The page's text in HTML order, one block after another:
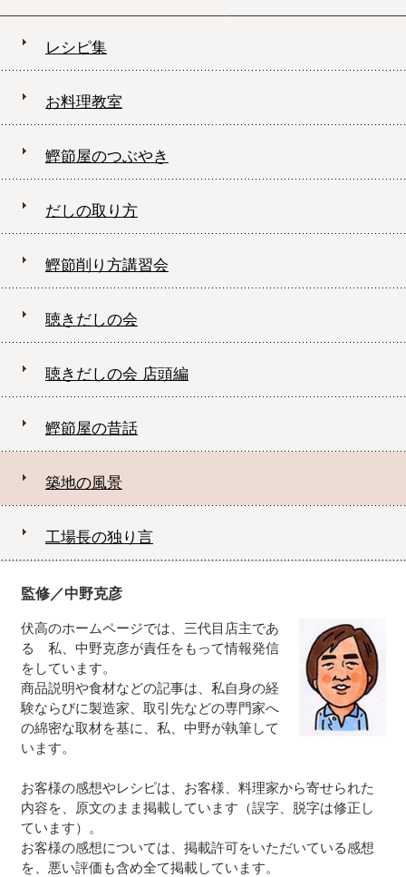
レシピ集
お料理教室
鰹節屋のつぶやき
だしの取り方
鰹節削り方講習会
聴きだしの会
聴きだしの会 店頭編
鰹節屋の昔話
築地の風景
工場長の独り言
監修／中野克彦
伏高のホームページでは、三代目店主であ
る 私、中野克彦が責任をもって情報発信
をしています。
商品説明や食材などの記事は、私自身の経
験ならびに製造家、取引先などの専門家へ
の綿密な取材を基に、私、中野が執筆して
います。
お客様の感想やレシピは、お客様、料理家から寄せられた
内容を、原文のまま掲載しています（誤字、脱字は修正し
ています）。
お客様の感想については、掲載許可をいただいている感想
を、悪い評価も含め全て掲載しています。